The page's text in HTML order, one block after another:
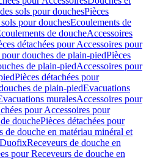
sols pour douchesPièces
pour douchesEcoulements de
de doucheAccessoires
détachées pour Accessoires pour
douches de plain-piedPièces
de plain-piedAccessoires pour
Pièces détachées pour
de plain-piedEvacuations
muralesAccessoires pour
pour Accessoires pour
douchePièces détachées pour
de douche en matériau minéral et
DuofixReceveurs de douche en
pour Receveurs de douche en